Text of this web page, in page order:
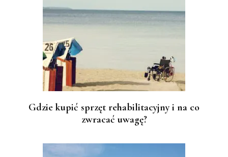
Gdzie kupić sprzęt rehabilitacyjny i na co
zwracać uwagę?